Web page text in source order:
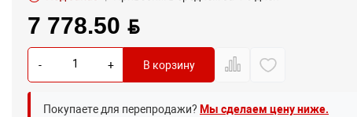
7 778.50 BYN
- + В корзину
Покупаете для перепродажи? Мы сделаем цену ниже.